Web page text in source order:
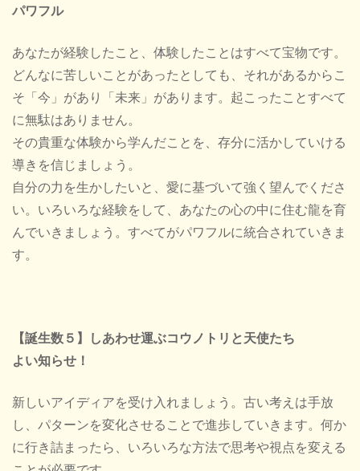
パワフル
あなたが経験したこと、体験したことはすべて宝物です。
どんなに苦しいことがあったとしても、それがあるからこ
そ「今」があり「未来」があります。起こったことすべて
に無駄はありません。
その貴重な体験から学んだことを、存分に活かしていける
導きを信じましょう。
自分の力を生かしたいと、愛に基づいて強く望んでくださ
い。いろいろな経験をして、あなたの心の中に住む龍を育
んでいきましょう。すべてがパワフルに統合されていきま
す。
【誕生数５】しあわせ運ぶコウノトリと天使たち
よい知らせ！
新しいアイディアを受け入れましょう。古い考えは手放
し、パターンを変化させることで進歩していきます。何か
に行き詰まったら、いろいろな方法で思考や視点を変える